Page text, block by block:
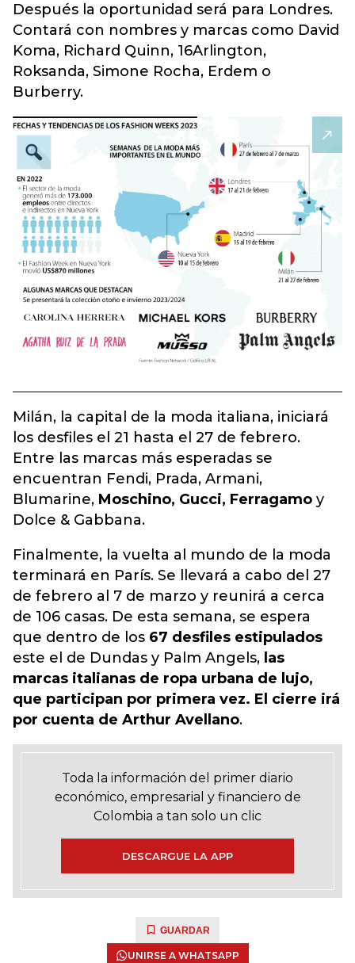
Después la oportunidad será para Londres.
Contará con nombres y marcas como David
Koma, Richard Quinn, 16Arlington,
Roksanda, Simone Rocha, Erdem o
Burberry.
Milán, la capital de la moda italiana, iniciará
los desfiles el 21 hasta el 27 de febrero.
Entre las marcas más esperadas se
encuentran Fendi, Prada, Armani,
Blumarine, Moschino, Gucci, Ferragamo y
Dolce & Gabbana.
Finalmente, la vuelta al mundo de la moda
terminará en París. Se llevará a cabo del 27
de febrero al 7 de marzo y reunirá a cerca
de 106 casas. De esta semana, se espera
que dentro de los 67 desfiles estipulados
este el de Dundas y Palm Angels, las
marcas italianas de ropa urbana de lujo,
que participan por primera vez. El cierre irá
por cuenta de Arthur Avellano.
Toda la información del primer diario
económico, empresarial y financiero de
Colombia a tan solo un clic
DESCARGUE LA APP
GUARDAR
UNIRSE A WHATSAPP